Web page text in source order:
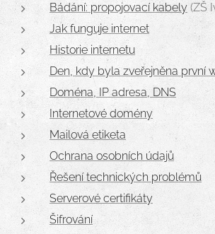
Bádání: propojovací kabely (ZŠ
Jak funguje internet
Historie internetu
Den, kdy byla zveřejněna první
Doména, IP adresa, DNS
Internetové domény
Mailová etiketa
Ochrana osobních údajů
Řešení technických problémů
Serverové certifikáty
Šifrování